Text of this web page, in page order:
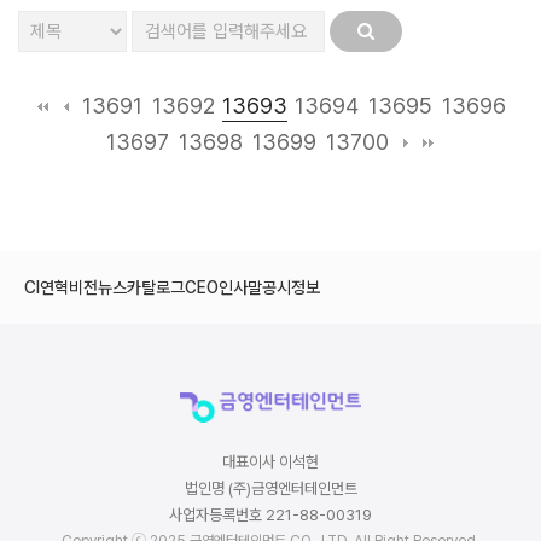
13691 13692 13693 13694 13695 13696
13697 13698 13699 13700
CI 연혁비전뉴스카탈로그CEO인사말공시정보
대표이사 이석현
법인명 (주)금영엔터테인먼트
사업자등록번호 221-88-00319